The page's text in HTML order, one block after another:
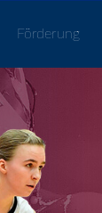
Förderung